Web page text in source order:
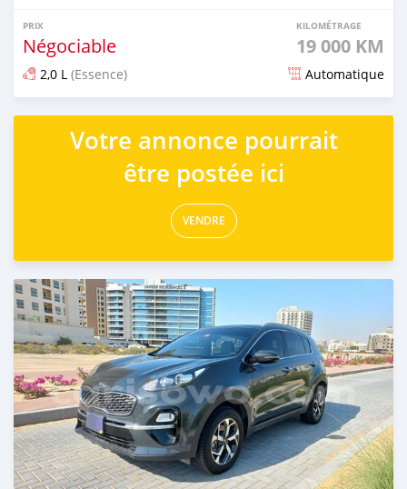
PRIX
Négociable
KILOMÉTRAGE
19 000 KM
2,0 L (Essence) Automatique
Publié il y a plus d'un an
Votre annonce pourrait
être postée ici
VENDRE